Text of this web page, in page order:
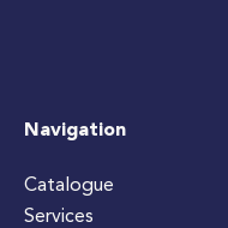
Navigation
Catalogue
Services